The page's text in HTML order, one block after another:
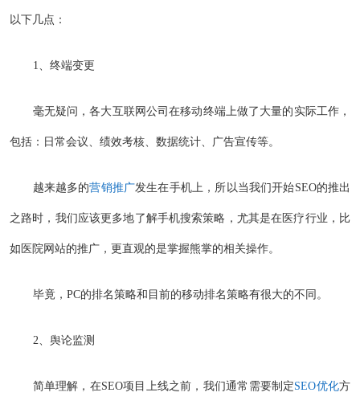
以下几点：
1、终端变更
毫无疑问，各大互联网公司在移动终端上做了大量的实际工作，
包括：日常会议、绩效考核、数据统计、广告宣传等。
越来越多的营销推广发生在手机上，所以当我们开始SEO的推出
之路时，我们应该更多地了解手机搜索策略，尤其是在医疗行业，比
如医院网站的推广，更直观的是掌握熊掌的相关操作。
毕竟，PC的排名策略和目前的移动排名策略有很大的不同。
2、舆论监测
简单理解，在SEO项目上线之前，我们通常需要制定SEO优化方